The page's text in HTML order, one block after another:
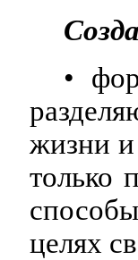
•
жизни и
только
целях